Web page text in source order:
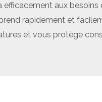
efficacement aux
rapidement et
et vous protège